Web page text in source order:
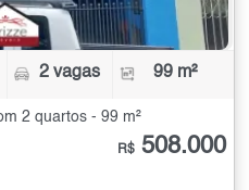
2 vagas 99 m²
2 quartos - 99 m²
R$ 508.000